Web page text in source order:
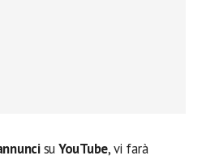
suYouTube, vi farà